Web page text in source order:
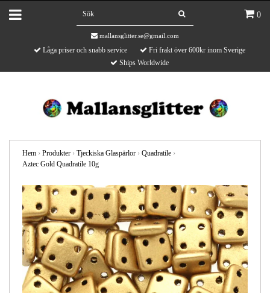
0
mallansglitter.se@gmail.com
Låga priser och snabb service
Fri frakt över 600kr inom Sverige
Ships Worldwide
Hem › Produkter › Tjeckiska Glaspärlor › Quadratile ›
Aztec Gold Quadratile 10g